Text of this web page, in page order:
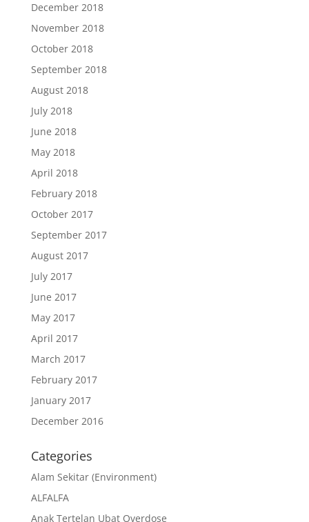
December 2018
November 2018
October 2018
September 2018
August 2018
July 2018
June 2018
May 2018
April 2018
February 2018
October 2017
September 2017
August 2017
July 2017
June 2017
May 2017
April 2017
March 2017
February 2017
January 2017
December 2016
Categories
Alam Sekitar (Environment)
ALFALFA
Anak Tertelan Ubat Overdose